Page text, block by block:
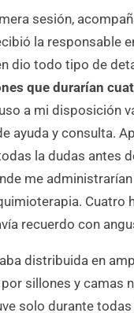
sesión,
la responsable
dio todo tipo de
que durarían
a mi disposición
ayuda y consulta.
la dudas antes
me
Cuatro
recuerdo con
distribuida en
sillones y camas
solo durante